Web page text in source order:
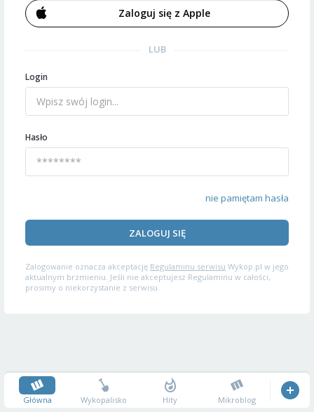
Zaloguj się z Apple
LUB
Login
Hasło
nie pamiętam hasła
ZALOGUJ SIĘ
Zalogowanie oznacza akceptację Regulaminu serwisu Wykop.pl w jego
aktualnym brzmieniu. Jeśli nie akceptujesz Regulaminu w całości,
prosimy o niekorzystanie z serwisu.
Główna Wykopalisko Hity Mikroblog